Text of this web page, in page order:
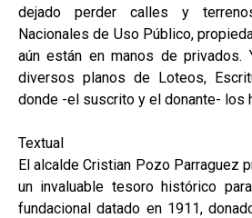
dejado perder calles y
Nacionales de Uso Público,
aún están en manos de privados.
diversos planos de Loteos,
donde -el suscrito y el donante- los
Textual
El alcalde Cristian Pozo Parraguez
un invaluable tesoro histórico
fundacional datado en 1911,